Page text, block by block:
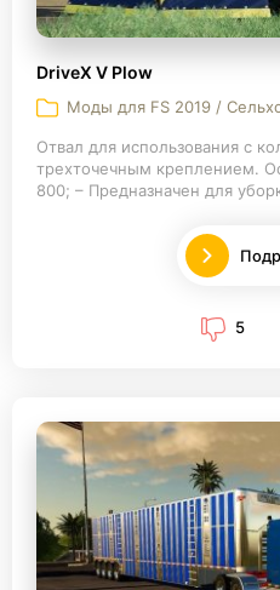
DriveX V Plow
Моды для FS 2019 /
Отвал для использования с
трехточечным креплением.
800; – Предназначен для
5